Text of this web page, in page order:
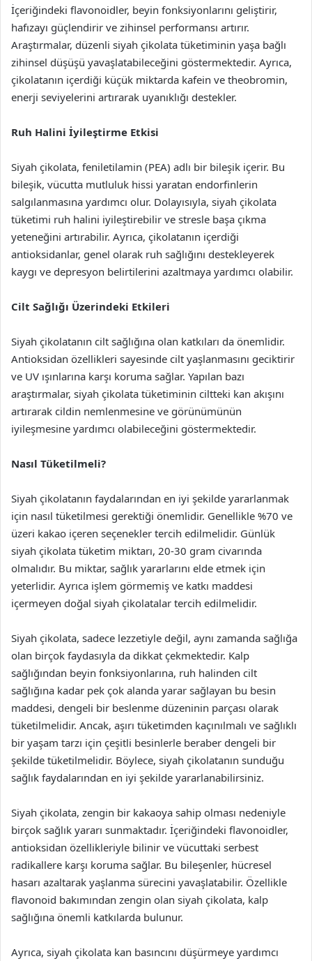
İçeriğindeki flavonoidler, beyin fonksiyonlarını geliştirir,
hafızayı güçlendirir ve zihinsel performansı artırır.
Araştırmalar, düzenli siyah çikolata tüketiminin yaşa bağlı
zihinsel düşüşü yavaşlatabileceğini göstermektedir. Ayrıca,
çikolatanın içerdiği küçük miktarda kafein ve theobromin,
enerji seviyelerini artırarak uyanıklığı destekler.
Ruh Halini İyileştirme Etkisi
Siyah çikolata, feniletilamin (PEA) adlı bir bileşik içerir. Bu
bileşik, vücutta mutluluk hissi yaratan endorfinlerin
salgılanmasına yardımcı olur. Dolayısıyla, siyah çikolata
tüketimi ruh halini iyileştirebilir ve stresle başa çıkma
yeteneğini artırabilir. Ayrıca, çikolatanın içerdiği
antioksidanlar, genel olarak ruh sağlığını destekleyerek
kaygı ve depresyon belirtilerini azaltmaya yardımcı olabilir.
Cilt Sağlığı Üzerindeki Etkileri
Siyah çikolatanın cilt sağlığına olan katkıları da önemlidir.
Antioksidan özellikleri sayesinde cilt yaşlanmasını geciktirir
ve UV ışınlarına karşı koruma sağlar. Yapılan bazı
araştırmalar, siyah çikolata tüketiminin ciltteki kan akışını
artırarak cildin nemlenmesine ve görünümünün
iyileşmesine yardımcı olabileceğini göstermektedir.
Nasıl Tüketilmeli?
Siyah çikolatanın faydalarından en iyi şekilde yararlanmak
için nasıl tüketilmesi gerektiği önemlidir. Genellikle %70 ve
üzeri kakao içeren seçenekler tercih edilmelidir. Günlük
siyah çikolata tüketim miktarı, 20-30 gram civarında
olmalıdır. Bu miktar, sağlık yararlarını elde etmek için
yeterlidir. Ayrıca işlem görmemiş ve katkı maddesi
içermeyen doğal siyah çikolatalar tercih edilmelidir.
Siyah çikolata, sadece lezzetiyle değil, aynı zamanda sağlığa
olan birçok faydasıyla da dikkat çekmektedir. Kalp
sağlığından beyin fonksiyonlarına, ruh halinden cilt
sağlığına kadar pek çok alanda yarar sağlayan bu besin
maddesi, dengeli bir beslenme düzeninin parçası olarak
tüketilmelidir. Ancak, aşırı tüketimden kaçınılmalı ve sağlıklı
bir yaşam tarzı için çeşitli besinlerle beraber dengeli bir
şekilde tüketilmelidir. Böylece, siyah çikolatanın sunduğu
sağlık faydalarından en iyi şekilde yararlanabilirsiniz.
Siyah çikolata, zengin bir kakaoya sahip olması nedeniyle
birçok sağlık yararı sunmaktadır. İçeriğindeki flavonoidler,
antioksidan özellikleriyle bilinir ve vücuttaki serbest
radikallere karşı koruma sağlar. Bu bileşenler, hücresel
hasarı azaltarak yaşlanma sürecini yavaşlatabilir. Özellikle
flavonoid bakımından zengin olan siyah çikolata, kalp
sağlığına önemli katkılarda bulunur.
Ayrıca, siyah çikolata kan basıncını düşürmeye yardımcı